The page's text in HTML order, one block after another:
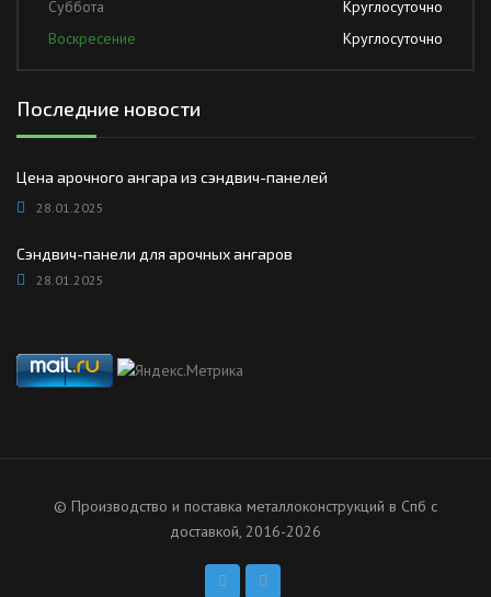
Суббота
Круглосуточно
Воскресение
Круглосуточно
Последние новости
Цена арочного ангара из сэндвич-панелей
28.01.2025
Сэндвич-панели для арочных ангаров
28.01.2025
© Производство и поставка металлоконструкций в Спб с
доставкой, 2016-2026